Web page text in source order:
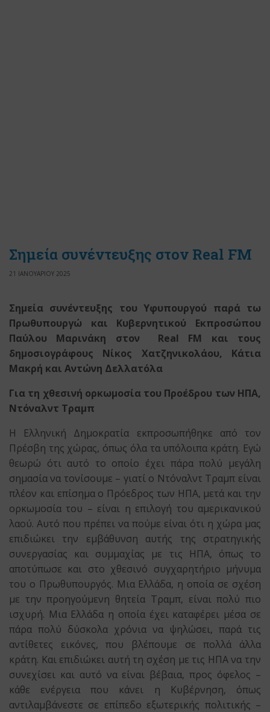
Σημεία συνέντευξης στον Real FM
21 ΙΑΝΟΥΑΡΙΟΥ 2025
Σημεία συνέντευξης του Υφυπουργού παρά τω
Πρωθυπουργώ και Κυβερνητικού Εκπροσώπου
Παύλου Μαρινάκη στον Real FM
και τους
δημοσιογράφους Νίκος Χατζηνικολάου, Κάτια
Μακρή και Αντώνη Δελλατόλα
Για τη χθεσινή ορκωμοσία του Προέδρου των ΗΠΑ,
Ντόναλντ Τραμπ
Η Ελληνική Δημοκρατία εκπροσωπήθηκε από τον
Πρέσβη της χώρας, όπως όλα τα υπόλοιπα κράτη. Εγώ
θεωρώ ότι αυτό το οποίο έχει πάρα πολύ μεγάλη
σημασία να τονίσουμε – γιατί ο Ντόναλντ Τραμπ είναι
πλέον και επίσημα ο Πρόεδρος των ΗΠΑ, μετά και την
ορκωμοσία του – είναι η επιλογή του αμερικανικού
λαού. Αυτό που πρέπει να πούμε είναι ότι η χώρα μας
επιδιώκει την εμβάθυνση αυτής της στρατηγικής
συνεργασίας και συμμαχίας με τις ΗΠΑ, όπως το
αποτύπωσε και στο χθεσινό συγχαρητήριο μήνυμα
του ο Πρωθυπουργός. Μια Ελλάδα, η οποία σε σχέση
με την προηγούμενη θητεία Τραμπ, είναι πολύ πιο
ισχυρή. Μια Ελλάδα η οποία έχει καταφέρει μέσα σε
πάρα πολύ δύσκολα χρόνια να ψηλώσει, παρά τις
αντίθετες εικόνες, που βλέπουμε σε πολλά άλλα
κράτη. Και επιδιώκει αυτή τη σχέση με τις ΗΠΑ να την
συνεχίσει και αυτό να είναι βέβαια, προς όφελος –
κάθε ενέργεια που κάνει η Κυβέρνηση, όπως
αντιλαμβάνεστε σε επίπεδο εξωτερικής πολιτικής –